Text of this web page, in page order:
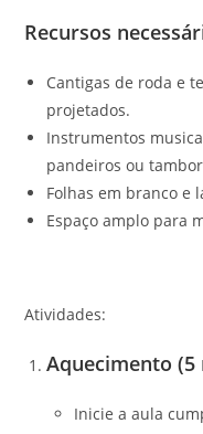
Recursos
Cantigas de roda e
projetados.
Instrumentos
pandeiros ou
Folhas em branco e
Espaço amplo para
Atividades:
Aquecimento (5
Inicie a aula